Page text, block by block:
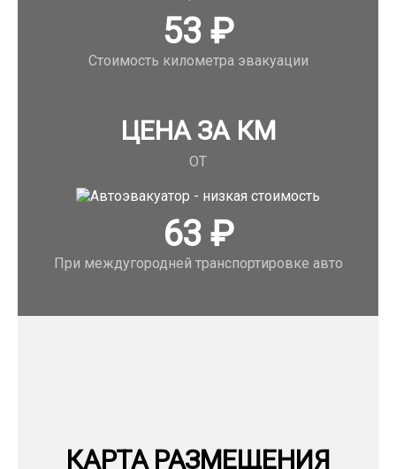
53₽
Стоимость километра эвакуации
ЦЕНА ЗА КМ
ОТ
63₽
При междугородней транспортировке авто
КАРТА РАЗМЕЩЕНИЯ